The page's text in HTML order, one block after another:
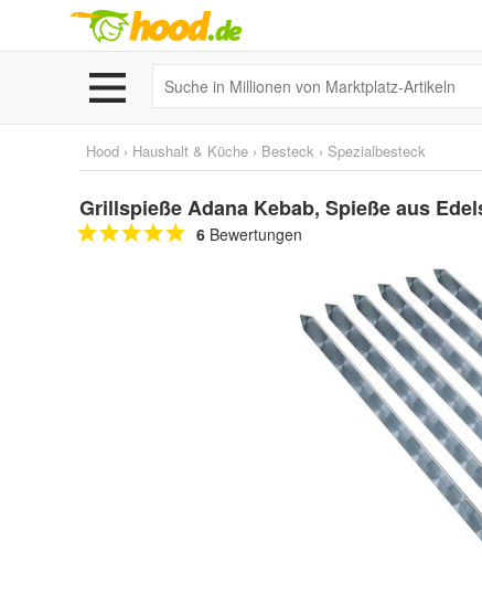
Hood › Haushalt & Küche › Besteck › Spezialbesteck
Grillspieße Adana Kebab, Spieße aus
6 Bewertungen